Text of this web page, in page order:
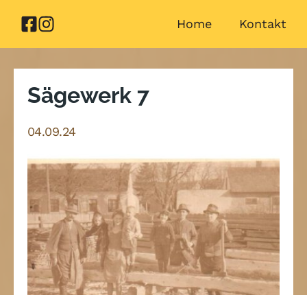
Inhalt
springen
Home Kontakt
Sägewerk 7
04.09.24